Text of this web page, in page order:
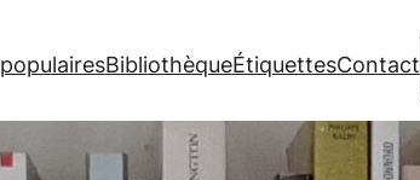
BibliothèqueÉtiquettesContact